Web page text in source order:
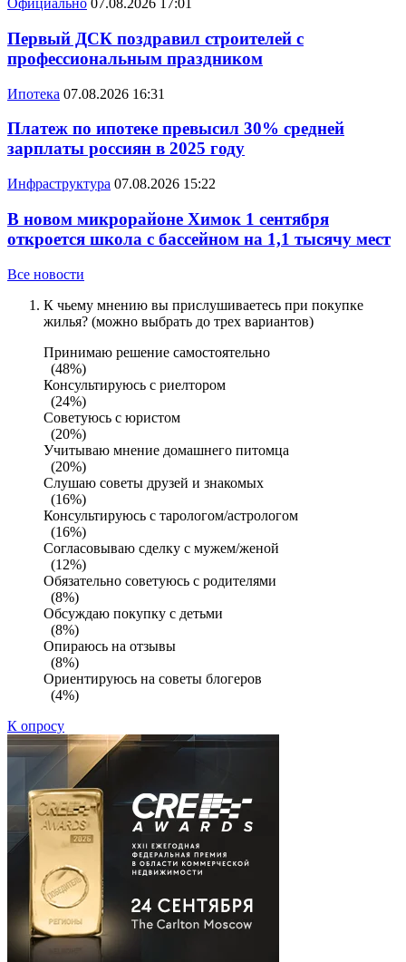
Официально 07.08.2026 17:01
Первый ДСК поздравил строителей с
профессиональным праздником
Ипотека 07.08.2026 16:31
Платеж по ипотеке превысил 30% средней
зарплаты россиян в 2025 году
Инфраструктура 07.08.2026 15:22
В новом микрорайоне Химок 1 сентября
откроется школа с бассейном на 1,1 тысячу мест
Все новости
К чьему мнению вы прислушиваетесь при покупке
жилья? (можно выбрать до трех вариантов)
Принимаю решение самостоятельно
(48%)
Консультируюсь с риелтором
(24%)
Советуюсь с юристом
(20%)
Учитываю мнение домашнего питомца
(20%)
Слушаю советы друзей и знакомых
(16%)
Консультируюсь с тарологом/астрологом
(16%)
Согласовываю сделку с мужем/женой
(12%)
Обязательно советуюсь с родителями
(8%)
Обсуждаю покупку с детьми
(8%)
Опираюсь на отзывы
(8%)
Ориентируюсь на советы блогеров
(4%)
К опросу